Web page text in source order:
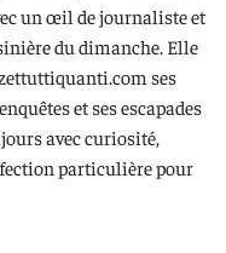
un œil de journaliste et
du dimanche. Elle
ses
et ses escapades
avec curiosité,
particulière pour